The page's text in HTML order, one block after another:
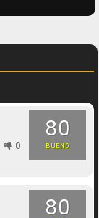
80
BUENO
0
80